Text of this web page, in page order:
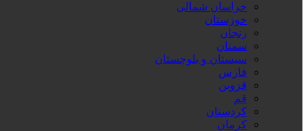
خراسان شمالی
خوزستان
زنجان
سمنان
سیستان و بلوچستان
فارس
قزوین
قم
کردستان
کرمان